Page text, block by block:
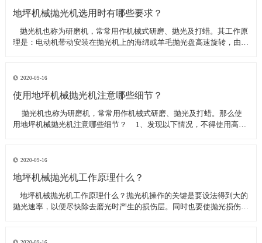
地坪机械抛光机选用时有哪些要求？
​ 抛光机也称为研磨机，常常用作机械式研磨、抛光及打蜡。其工作原
理是：电动机带动安装在抛光机上的海绵或羊毛抛光盘高速旋转，由于
求？
2020-09-16
使用地坪机械抛光机注意哪些细节？
​ 抛光机也称为研磨机，常常用作机械式研磨、抛光及打蜡。那么使
用地坪机械抛光机注意哪些细节？ 1、发现以下情况，不得使用高速
2020-09-16
地坪机械抛光机工作原理什么？
​ 地坪机械抛光机工作原理什么？抛光机操作的关键是要设法得到大的
抛光速率，以便尽快除去磨光时产生的损伤层。同时也要使抛光损伤层
较深；后者要求使用最细的